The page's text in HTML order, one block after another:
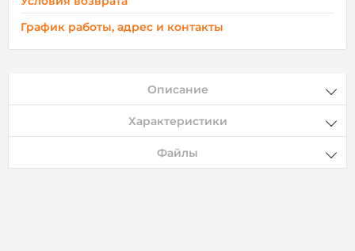
График работы, адрес и контакты
Описание
Характеристики
Файлы